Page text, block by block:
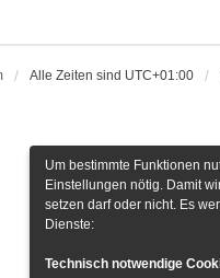
Alle Zeiten sind UTC+01:00
Um bestimmte Funktionen
Einstellungen nötig. Damit
setzen darf oder nicht. Es
Dienste:
Technisch notwendige